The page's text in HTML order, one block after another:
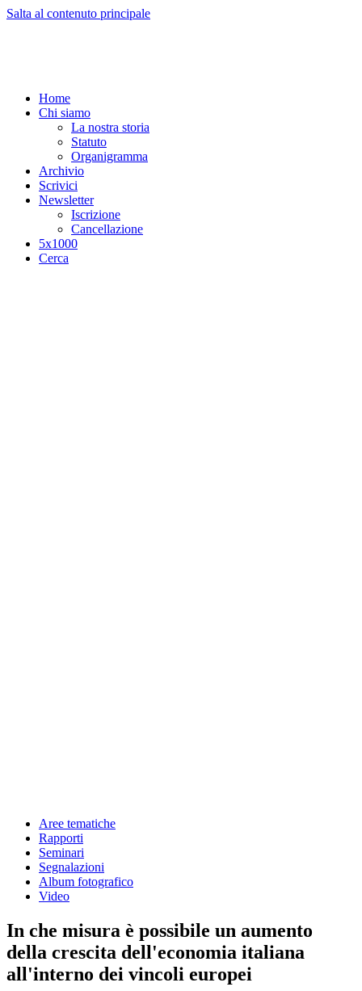
Salta al contenuto principale
Home
Chi siamo
La nostra storia
Statuto
Organigramma
Archivio
Scrivici
Newsletter
Iscrizione
Cancellazione
5x1000
Cerca
Aree tematiche
Rapporti
Seminari
Segnalazioni
Album fotografico
Video
In che misura è possibile un aumento
della crescita dell'economia italiana
all'interno dei vincoli europei